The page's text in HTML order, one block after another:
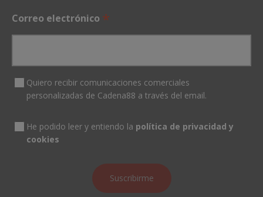
Correo electrónico *
Quiero recibir comunicaciones comerciales
personalizadas de Cadena88 a través del email.
He podido leer y entiendo la política de privacidad y
cookies